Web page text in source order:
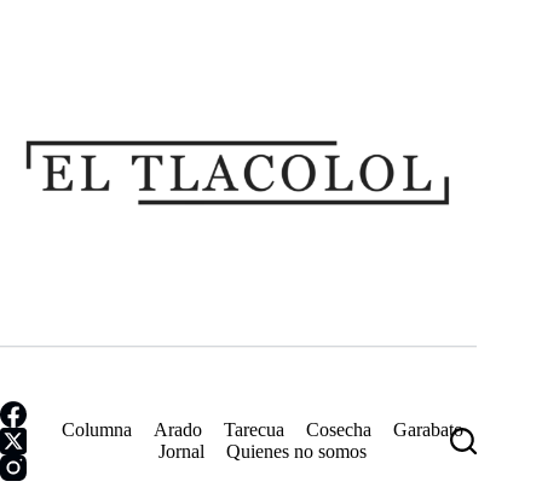
Columna Arado Tarecua Cosecha
Garabato
Jornal
Quienes no somos